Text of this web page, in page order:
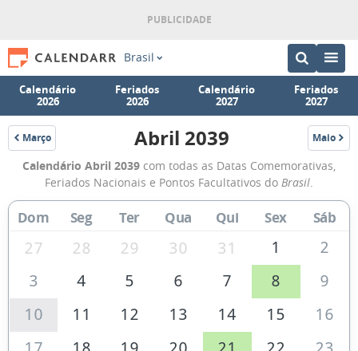
Brasil
Calendário
2026
Feriados
2026
Calendário
2027
Feriados
2027
Março
2039
Calendário
de
Abril
de
2039
Abril 2039 Maio
2039
Calendário Abril 2039 com todas as Datas Comemorativas,
Feriados Nacionais e Pontos Facultativos do Brasil.
Dom Seg Ter Qua Qui Sex Sáb
27 28 29 30 31 1
2
3
4 5 6 7 8
9
10
11 12 13 14 15
16